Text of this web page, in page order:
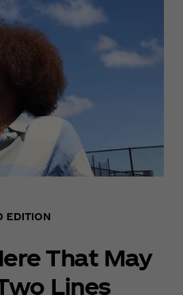
EDITION
That May
Lines